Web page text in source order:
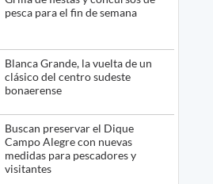
pesca para el fin de semana
Blanca Grande, la vuelta de un
clásico del centro sudeste
bonaerense
Buscan preservar el Dique
Campo Alegre con nuevas
medidas para pescadores y
visitantes